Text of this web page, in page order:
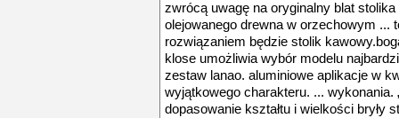
zwrócą uwagę na oryginalny blat
olejowanego drewna w orzechowym ...
rozwiązaniem będzie stolik
klose umożliwia wybór modelu
zestaw lanao. aluminiowe aplikacje w
wyjątkowego charakteru. ... wykonania.
dopasowanie kształtu i wielkości bryły